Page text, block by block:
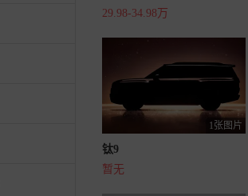
29.98-34.98万
1张图片
钛9
暂无